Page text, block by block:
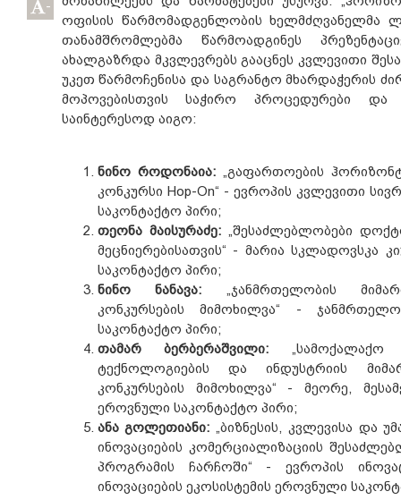
-
ოფისის წარმომადგენლობის ხელმძღვანელმა
თანამშრომლებმა წარმოადგინეს
ახალგაზრდა მკვლევრებს გააცნეს კვლევითი
უკეთ წარმოჩენისა და საგრანტო მხარდაჭერის
მოპოვებისთვის საჭირო პროცედურები და
საინტერესოდ აიგო:
ნინო როდონაია:„გაფართოების
კონკურსი Hop-On“ - ევროპის კვლევითი
საკონტაქტო პირი;
თეონა მაისურაძე:„შესაძლებლობები
მეცნიერებისათვის“ - მარია სკლადოვსკა
საკონტაქტო პირი;
ნინო ნანავა: „ჯანმრთელობის
კონკურსების მიმოხილვა“ -
საკონტაქტო პირი;
თამარ ბერბერაშვილი: „სამოქალაქო
ტექნოლოგიების და ინდუსტრიის
კონკურსების მიმოხილვა“ - მეორე,
ეროვნული საკონტაქტო პირი;
ანა გოლეთიანი:„ბიზნესის, კვლევისა და
ინოვაციების კომერციალიზაციის
პროგრამის ჩარჩოში“ - ევროპის
ინოვაციების ეკოსისტემის ეროვნული